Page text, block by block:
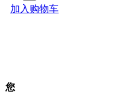
加入购物车
您